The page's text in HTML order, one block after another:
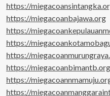
https://
https://miegacoanbajawa.org
https://
https://
https://
https://miegacoanbimantb.org
https://
https://